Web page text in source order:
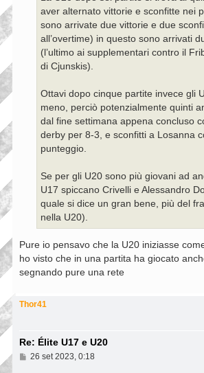
aver alternato vittorie e sconfitte nei
sono arrivate due vittorie e due
all’overtime) in questo sono arrivati
(l’ultimo ai supplementari contro il
di Cjunskis).
Ottavi dopo cinque partite invece gli
meno, perciò potenzialmente quinti
dal fine settimana appena concluso
derby per 8-3, e sconfitti a Losanna
punteggio.
Se per gli U20 sono più giovani ad
U17 spiccano Crivelli e Alessandro
quale si dice un gran bene, più del
nella U20).
Pure io pensavo che la U20 iniziasse
ho visto che in una partita ha giocato
segnando pure una rete
Thor41
Re: Élite U17 e U20
M
26 set 2023, 0:18